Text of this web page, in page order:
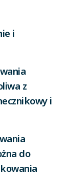
i
z
i
do